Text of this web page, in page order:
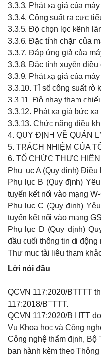
3.3.3. Phát xạ giả của
3.3.4. Công suất ra cực
3.3.5. Độ chọn lọc kênh
3.3.6. Đặc tính chặn của
3.3.7. Đáp ứng giả của
3.3.8. Đặc tính xuyên điều
3.3.9. Phát xạ giả của máy
3.3.10. Tỉ số công suất rò
3.3.11. Độ nhạy tham
3.3.12. Phát xạ giả bức xạ
3.3.13. Chức năng điều
4. QUY ĐỊNH VỀ QUẢN
5. TRÁCH NHIỆM CỦA
6. TỔ CHỨC THỰC HIỆN
Phụ lục A (Quy định)
Phụ lục B (Quy định)
tuyến kết nối vào mạng
Phụ lục C (Quy định)
tuyến kết nối vào mạng
Phụ lục D (Quy định)
đầu cuối thông tin di động
Thư mục tài liệu tham
Lời nói đầu
QCVN 117:2020/BTTTT
117:2018/BTTTT.
QCVN 117:2020/B I ITT
Vụ Khoa học và Công
Công nghệ thẩm định, Bộ
ban hành kèm theo